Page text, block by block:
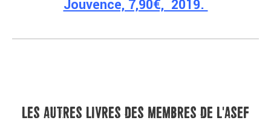
Jouvence, 7,90€, 2019.
LES AUTRES LIVRES DES MEMBRES DE L'ASEF